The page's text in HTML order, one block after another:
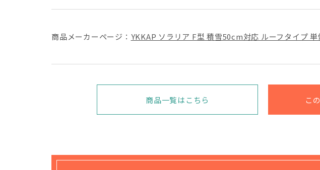
商品メーカーページ： YKKAP ソラリア F型 積雪50cm対応 ルーフタイプ 単
商品一覧はこちら こ